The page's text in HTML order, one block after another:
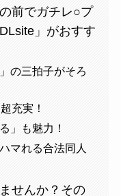
前でガチレ○プ
」がおすす
の三拍子がそろ
充実！
」も魅力！
マれる合法同人
せんか？その